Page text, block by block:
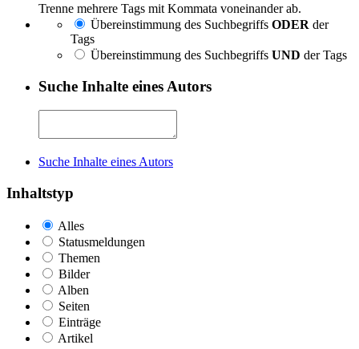
Trenne mehrere Tags mit Kommata voneinander ab.
Übereinstimmung des Suchbegriffs ODER der
Tags
Übereinstimmung des Suchbegriffs UND der Tags
Suche Inhalte eines Autors
Suche Inhalte eines Autors
Inhaltstyp
Alles
Statusmeldungen
Themen
Bilder
Alben
Seiten
Einträge
Artikel